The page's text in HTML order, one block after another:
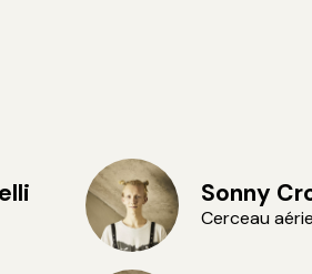
Sonny
Cerceau